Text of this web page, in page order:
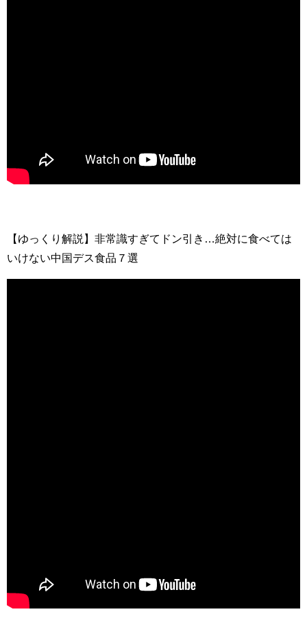
【ゆっくり解説】非常識すぎてドン引き…絶対に食べては
いけない中国デス食品７選